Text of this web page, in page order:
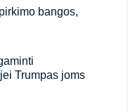
bangos,
Trumpas joms